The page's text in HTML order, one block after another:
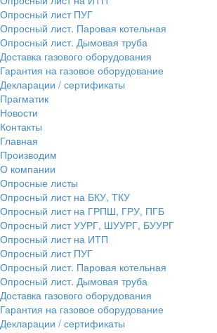
Опросный лист ПУГ
Опросный лист. Паровая котельная
Опросный лист. Дымовая труба
Доставка газового оборудования
Гарантия на газовое оборудование
Декларации / сертификаты
Прагматик
Новости
Контакты
Главная
Производим
О компании
Опросные листы
Опросный лист на БКУ, ТКУ
Опросный лист на ГРПШ, ГРУ, ПГБ
Опросный лист УУРГ, ШУУРГ, БУУРГ
Опросный лист на ИТП
Опросный лист ПУГ
Опросный лист. Паровая котельная
Опросный лист. Дымовая труба
Доставка газового оборудования
Гарантия на газовое оборудование
Декларации / сертификаты